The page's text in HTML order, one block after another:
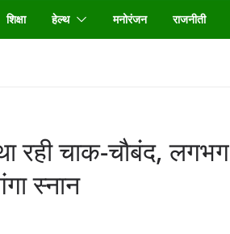
शिक्षा हेल्थ मनोरंजन राजनीती
रही चाक-चौबंद, लगभग
स्नान